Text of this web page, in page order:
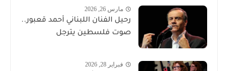
مارس 26, 2026
رحيل الفنان اللبناني أحمد قعبور..
صوت فلسطين يترجل
فبراير 28, 2026